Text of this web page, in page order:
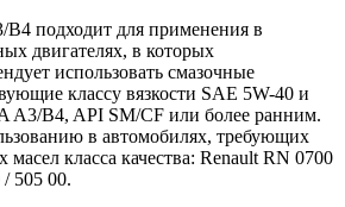
подходит для применения в
двигателях, в которых
использовать смазочные
классу вязкости SAE 5W-40 и
A3/B4, API SM/CF или более ранним.
в автомобилях, требующих
класса качества: Renault RN 0700
505 00.